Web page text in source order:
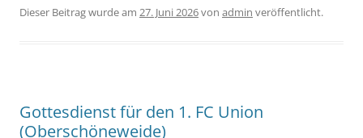
Dieser Beitrag wurde am 27. Juni 2026von admin veröffentlicht.
Gottesdienst für den 1. FC Union
(Oberschöneweide)